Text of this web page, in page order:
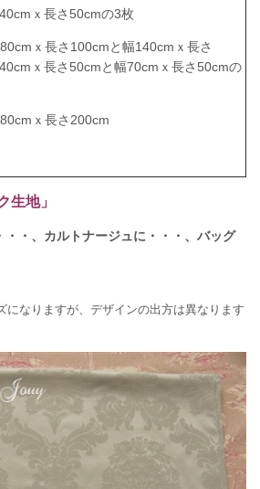
ｘ長さ50cmの3枚
ｘ長さ100cmと幅140cmｘ長さ
ｘ長さ50cmと幅70cmｘ長さ50cmの
ｘ長さ200cm
生地」
・・、カルトナージュに・・・、バッグ
になりますが、デザインの出方は異なります